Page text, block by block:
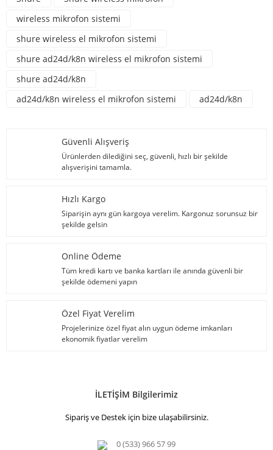
wireless mikrofon sistemi
shure wireless el mikrofon sistemi
shure ad24d/k8n wireless el mikrofon sistemi
shure ad24d/k8n
ad24d/k8n wireless el mikrofon sistemi
ad24d/k8n
Güvenli Alışveriş
Ürünlerden dilediğini seç, güvenli, hızlı bir şekilde
alışverişini tamamla.
Hızlı Kargo
Siparişin aynı gün kargoya verelim. Kargonuz sorunsuz bir
şekilde gelsin
Online Ödeme
Tüm kredi kartı ve banka kartları ile anında güvenli bir
şekilde ödemeni yapın
Özel Fiyat Verelim
Projelerinize özel fiyat alın uygun ödeme imkanları
ekonomik fiyatlar verelim
İLETİŞİM Bilgilerimiz
Sipariş ve Destek için bize ulaşabilirsiniz.
0 (533) 966 57 99